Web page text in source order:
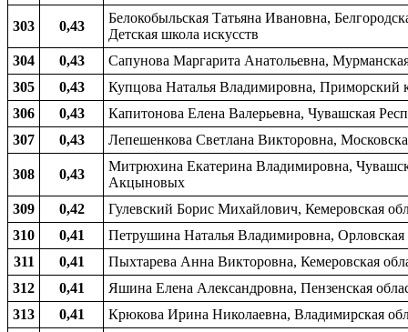
303 0,43
Белокобыльская Татьяна Ивановна,
Детская школа искусств
304
0,43
Сапунова Маргарита Анатольевна,
305
0,43
Купцова Наталья Владимировна, Приморский
306
0,43
Капитонова Елена Валерьевна, Чувашская
307
0,43 Лепешенкова Светлана Викторовна,
308 0,43
Митрюхина Екатерина Владимировна,
Акцыновых
309
0,42
Гулевский Борис Михайлович, Кемеровская
310
0,41
Петрушина Наталья Владимировна, Орловская
311
0,41
Пыхтарева Анна Викторовна, Кемеровская
312
0,41
Яшина Елена Александровна, Пензенская
313
0,41
Крюкова Ирина Николаевна, Владимирская